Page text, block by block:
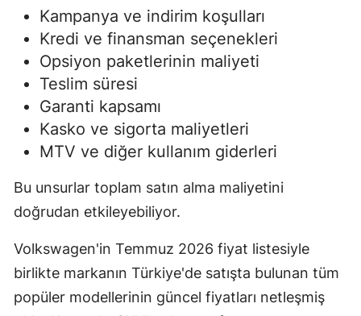
Kampanya ve indirim koşulları
Kredi ve finansman seçenekleri
Opsiyon paketlerinin maliyeti
Teslim süresi
Garanti kapsamı
Kasko ve sigorta maliyetleri
MTV ve diğer kullanım giderleri
Bu unsurlar toplam satın alma maliyetini
doğrudan etkileyebiliyor.
Volkswagen'in Temmuz 2026 fiyat listesiyle
birlikte markanın Türkiye'de satışta bulunan tüm
popüler modellerinin güncel fiyatları netleşmiş